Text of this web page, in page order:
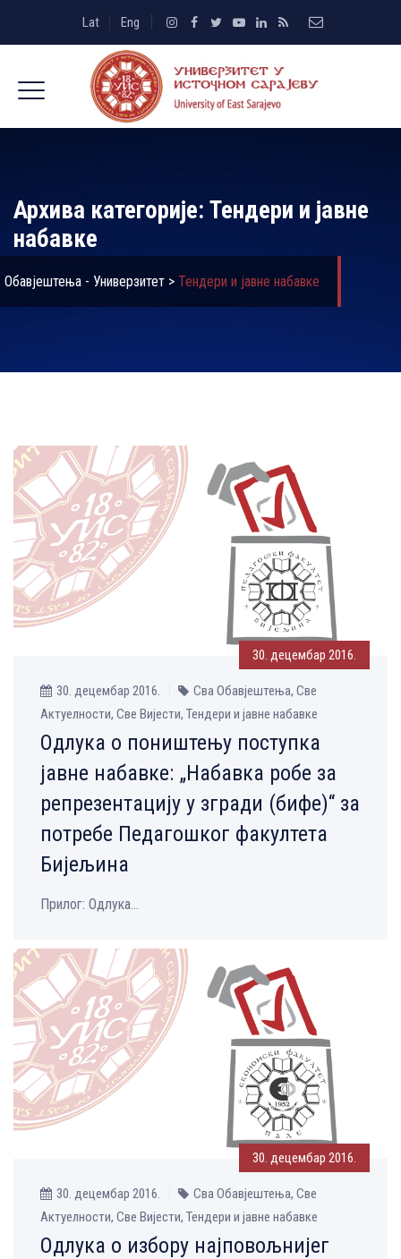
Lat Eng
Архива категорије: Тендери и јавне
набавке
Обавјештења - Универзитет > Тендери и јавне набавке
30. децембар 2016.
30. децембар 2016.
Сва Обавјештења, Све
Aктуелности, Све Вијести, Тендери и јавне набавке
Одлука о поништењу поступка
јавне набавке: „Набавка робе за
репрезентацију у згради (бифе)“ за
потребе Педагошког факултета
Бијељина
Прилог: Одлука...
30. децембар 2016.
30. децембар 2016.
Сва Обавјештења, Све
Aктуелности, Све Вијести, Тендери и јавне набавке
Одлука о избору најповољнијег